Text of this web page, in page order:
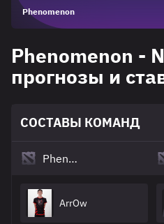
Phenomenon
Phenomenon -
прогнозы и
СОСТАВЫ КОМАНД
Phenomenon
ArrOw